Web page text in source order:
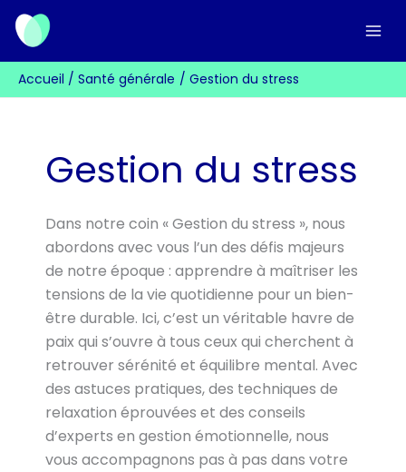
Aller
contenu
Accueil
Santé générale Gestion du stress
Gestion du stress
Dans notre coin « Gestion du stress », nous
abordons avec vous l’un des défis majeurs
de notre époque : apprendre à maîtriser les
tensions de la vie quotidienne pour un bien-
être durable. Ici, c’est un véritable havre de
paix qui s’ouvre à tous ceux qui cherchent à
retrouver sérénité et équilibre mental. Avec
des astuces pratiques, des techniques de
relaxation éprouvées et des conseils
d’experts en gestion émotionnelle, nous
vous accompagnons pas à pas dans votre